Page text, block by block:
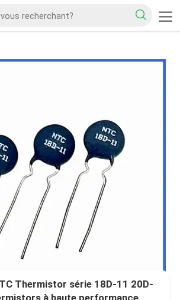
Thermistor série 18D-11 20D-